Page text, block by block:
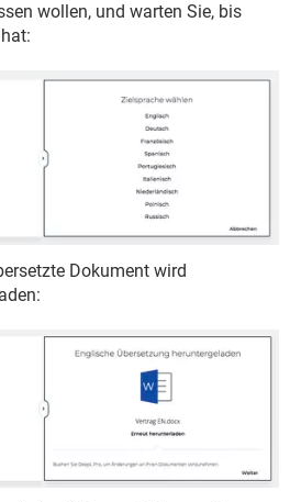
wollen, und warten Sie, bis
Dokument wird